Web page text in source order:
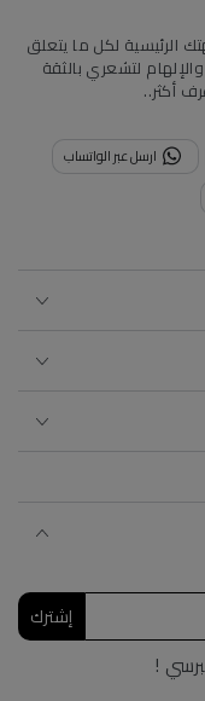
الرئيسية لكل ما يتعلق
لتشعري بالثقة
أكثر..
ارسل عبر الواتساب
إشترك
!